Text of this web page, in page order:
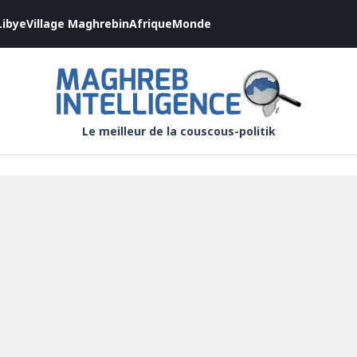
Village MaghrebinAfriqueMonde
Le meilleur de la couscous-politik